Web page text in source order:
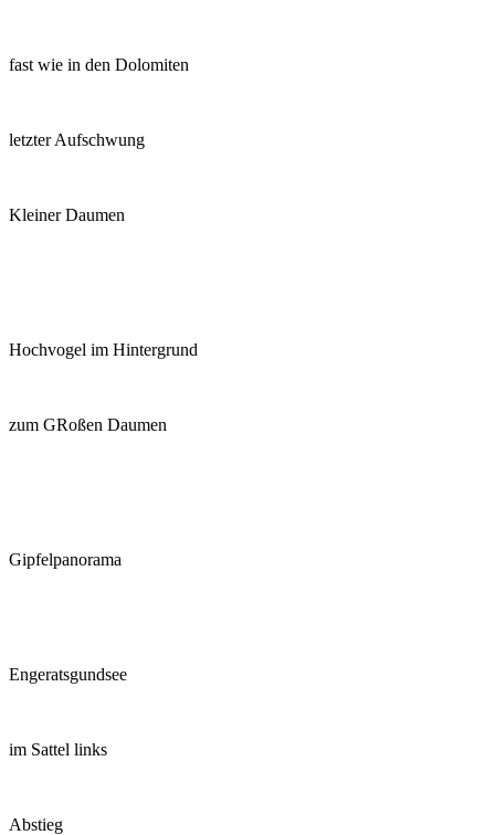
fast wie in den Dolomiten
letzter Aufschwung
Kleiner Daumen
Hochvogel im Hintergrund
zum GRoßen Daumen
Gipfelpanorama
Engeratsgundsee
im Sattel links
Abstieg